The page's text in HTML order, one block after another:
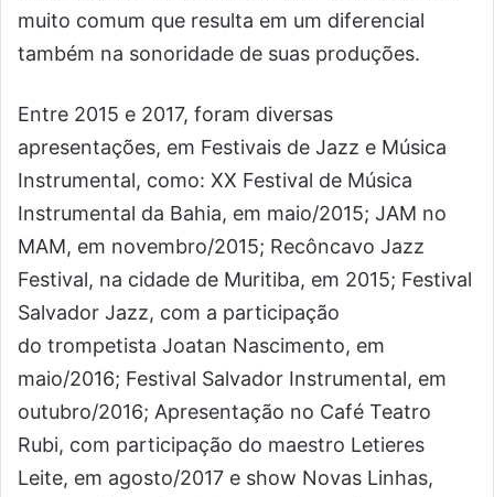
muito comum que resulta em um diferencial
também na sonoridade de suas produções.
Entre 2015 e 2017, foram diversas
apresentações, em Festivais de Jazz e Música
Instrumental, como: XX Festival de Música
Instrumental da Bahia, em maio/2015; JAM no
MAM, em novembro/2015; Recôncavo Jazz
Festival, na cidade de Muritiba, em 2015; Festival
Salvador Jazz, com a participação
do trompetista Joatan Nascimento, em
maio/2016; Festival Salvador Instrumental, em
outubro/2016; Apresentação no Café Teatro
Rubi, com participação do maestro Letieres
Leite, em agosto/2017 e show Novas Linhas,